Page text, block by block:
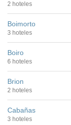
2 hoteles
Boimorto
3 hoteles
Boiro
6 hoteles
Brion
2 hoteles
Cabañas
3 hoteles